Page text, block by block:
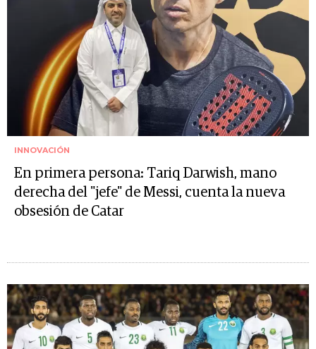
INNOVACIÓN
En primera persona: Tariq Darwish, mano
derecha del "jefe" de Messi, cuenta la nueva
obsesión de Catar